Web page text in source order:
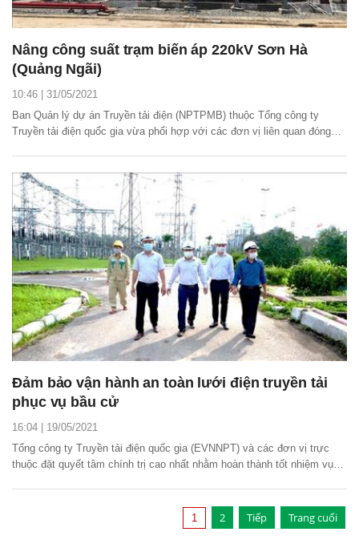
Nâng công suất trạm biến áp 220kV Sơn Hà
(Quảng Ngãi)
10:46 | 31/05/2021
Ban Quản lý dự án Truyền tải điện (NPTPMB) thuộc Tổng công ty
Truyền tải điện quốc gia vừa phối hợp với các đơn vị liên quan đóng
Quảng Ngãi).
Đảm bảo vận hành an toàn lưới điện truyền tải
phục vụ bầu cử
16:04 | 19/05/2021
Tổng công ty Truyền tải điện quốc gia (EVNNPT) và các đơn vị trực
thuộc đặt quyết tâm chính trị cao nhất nhằm hoàn thành tốt nhiệm vụ
1
2 Tiếp Trang cuối